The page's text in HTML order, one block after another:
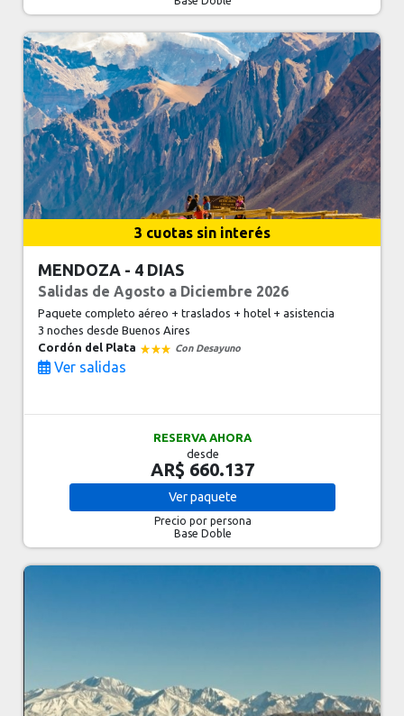
3 cuotas sin interés
MENDOZA - 4 DIAS
Salidas de Agosto a Diciembre 2026
Paquete completo aéreo + traslados + hotel + asistencia
3 nochesdesde Buenos Aires
Cordón del Plata
Con Desayuno
Ver salidas
RESERVA AHORA
desde
AR$ 660.137
Verpaquete
Precio por persona
Base Doble